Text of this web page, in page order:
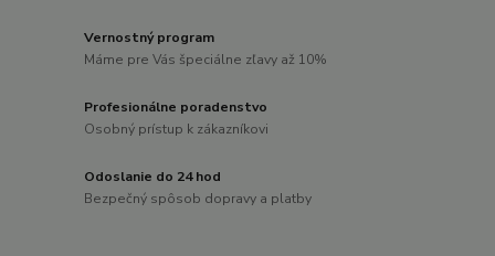
Vernostný program
Máme pre Vás špeciálne zľavy až 10%
Profesionálne poradenstvo
Osobný prístup k zákazníkovi
Odoslanie do 24 hod
Bezpečný spôsob dopravy a platby